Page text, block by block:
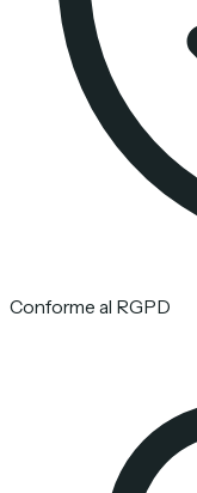
Conforme al RGPD